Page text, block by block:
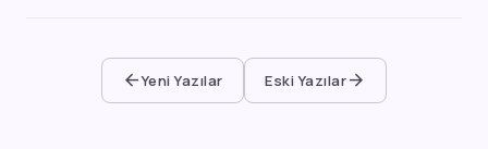
arrow_backYeni Yazılar Eski Yazılararrow_forward